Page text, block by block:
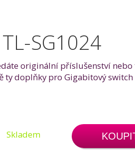
SG1024
originální příslušenství
doplňky pro Gigabitový switch
Skladem